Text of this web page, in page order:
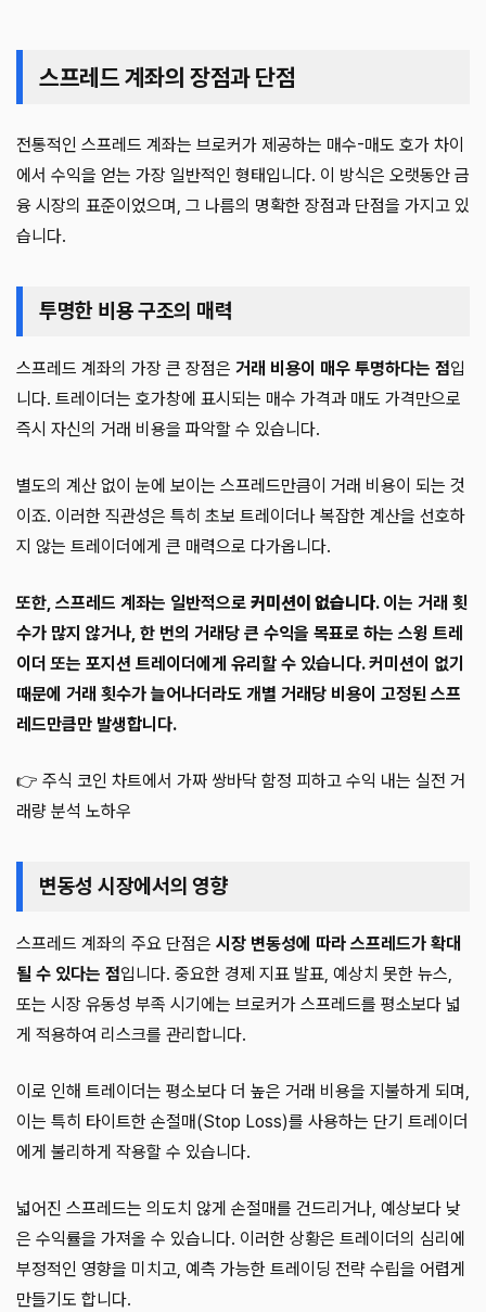
스프레드 계좌의 장점과 단점
전통적인 스프레드 계좌는 브로커가 제공하는 매수-매도 호가 차이
에서 수익을 얻는 가장 일반적인 형태입니다. 이 방식은 오랫동안 금
융 시장의 표준이었으며, 그 나름의 명확한 장점과 단점을 가지고 있
습니다.
투명한 비용 구조의 매력
스프레드 계좌의 가장 큰 장점은 거래 비용이 매우 투명하다는 점입
니다. 트레이더는 호가창에 표시되는 매수 가격과 매도 가격만으로
즉시 자신의 거래 비용을 파악할 수 있습니다.
별도의 계산 없이 눈에 보이는 스프레드만큼이 거래 비용이 되는 것
이죠. 이러한 직관성은 특히 초보 트레이더나 복잡한 계산을 선호하
지 않는 트레이더에게 큰 매력으로 다가옵니다.
또한, 스프레드 계좌는 일반적으로 커미션이 없습니다. 이는 거래 횟
수가 많지 않거나, 한 번의 거래당 큰 수익을 목표로 하는 스윙 트레
이더 또는 포지션 트레이더에게 유리할 수 있습니다. 커미션이 없기
때문에 거래 횟수가 늘어나더라도 개별 거래당 비용이 고정된 스프
레드만큼만 발생합니다.
👉 주식 코인 차트에서 가짜 쌍바닥 함정 피하고 수익 내는 실전 거
래량 분석 노하우
변동성 시장에서의 영향
스프레드 계좌의 주요 단점은 시장 변동성에 따라 스프레드가 확대
될 수 있다는 점입니다. 중요한 경제 지표 발표, 예상치 못한 뉴스,
또는 시장 유동성 부족 시기에는 브로커가 스프레드를 평소보다 넓
게 적용하여 리스크를 관리합니다.
이로 인해 트레이더는 평소보다 더 높은 거래 비용을 지불하게 되며,
이는 특히 타이트한 손절매(Stop Loss)를 사용하는 단기 트레이더
에게 불리하게 작용할 수 있습니다.
넓어진 스프레드는 의도치 않게 손절매를 건드리거나, 예상보다 낮
은 수익률을 가져올 수 있습니다. 이러한 상황은 트레이더의 심리에
부정적인 영향을 미치고, 예측 가능한 트레이딩 전략 수립을 어렵게
만들기도 합니다.